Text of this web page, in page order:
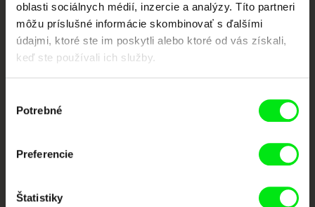
oblasti sociálnych médií, inzercie a analýzy. Títo partneri
môžu príslušné informácie skombinovať s ďalšími
údajmi, ktoré ste im poskytli alebo ktoré od vás získali,
keď ste používali ich služby.
súhlasu
Potrebné
Preferencie
Štatistiky
Členovia Doc Alliance
DOK Leipzig